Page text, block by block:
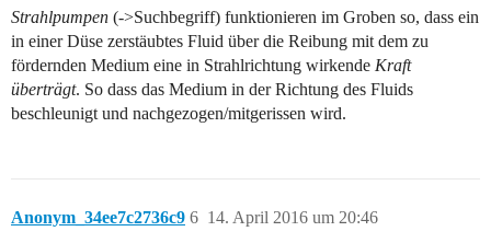
Strahlpumpen (->Suchbegriff) funktionieren im Groben so, dass ein
in einer Düse zerstäubtes Fluid über die Reibung mit dem zu
fördernden Medium eine in Strahlrichtung wirkende Kraft
überträgt. So dass das Medium in der Richtung des Fluids
beschleunigt und nachgezogen/mitgerissen wird.
Anonym_34ee7c2736c9 14. April 2016 um 20:46
6